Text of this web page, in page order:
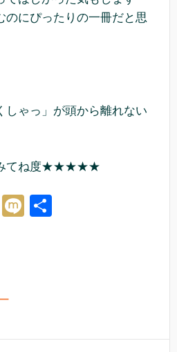
のにぴったりの一冊だと思
しゃっ」が頭から離れない
みてね度★★★★★
H
M